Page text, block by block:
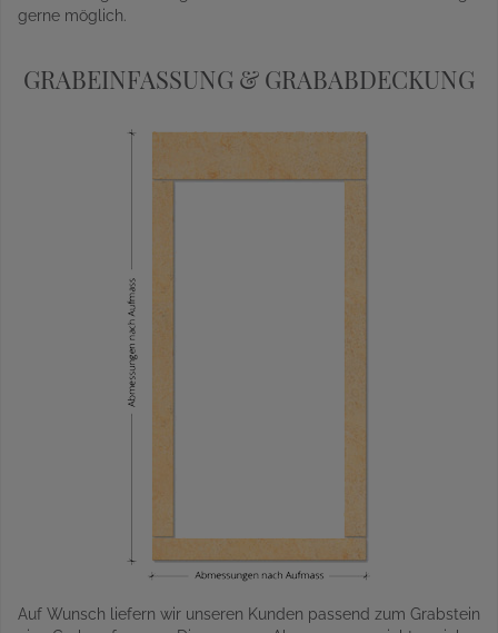
gerne möglich.
GRABEINFASSUNG & GRABABDECKUNG
Auf Wunsch liefern wir unseren Kunden passend zum Grabstein